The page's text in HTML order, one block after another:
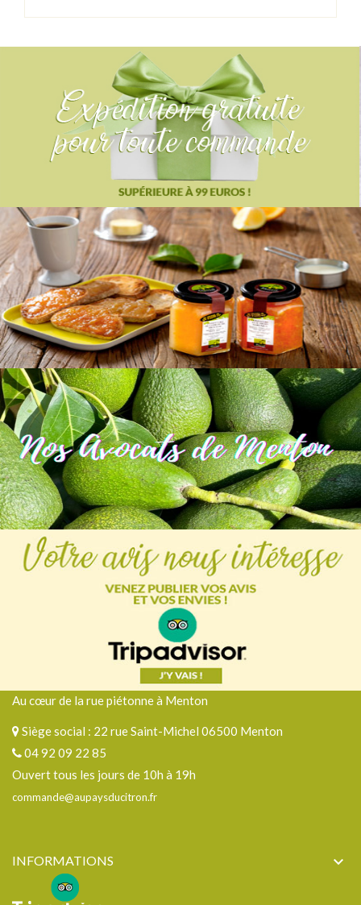
Au cœur de la rue piétonne à Menton
Siège social : 22 rue Saint-Michel 06500 Menton
04 92 09 22 85
Ouvert tous les jours de 10h à 19h
commande@aupaysducitron.fr
INFORMATIONS 